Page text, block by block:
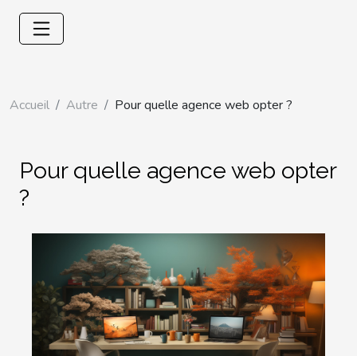
Accueil Autre Pour quelle agence web opter ?
Pour quelle agence web opter
?